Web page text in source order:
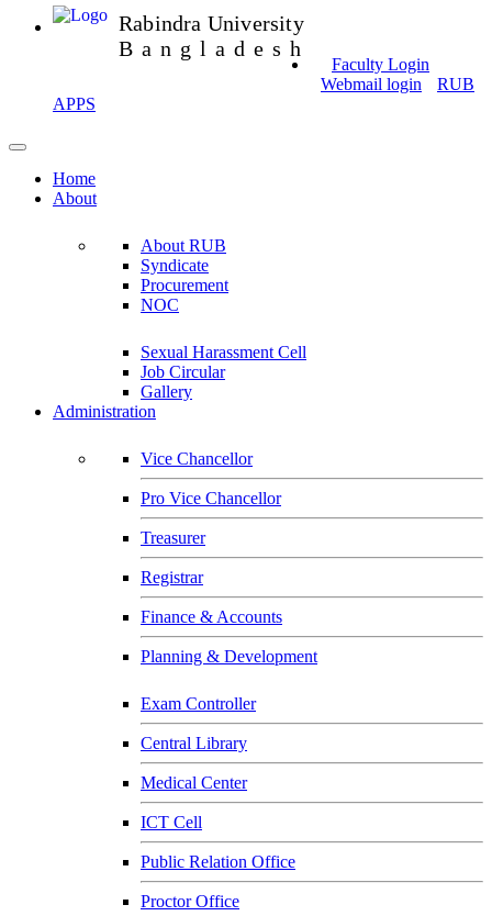
Rabindra University
Bangladesh
Faculty Login
Webmail login
RUB
APPS
Home
About
About RUB
Syndicate
Procurement
NOC
Sexual Harassment Cell
Job Circular
Gallery
Administration
Vice Chancellor
Pro Vice Chancellor
Treasurer
Registrar
Finance & Accounts
Planning & Development
Exam Controller
Central Library
Medical Center
ICT Cell
Public Relation Office
Proctor Office